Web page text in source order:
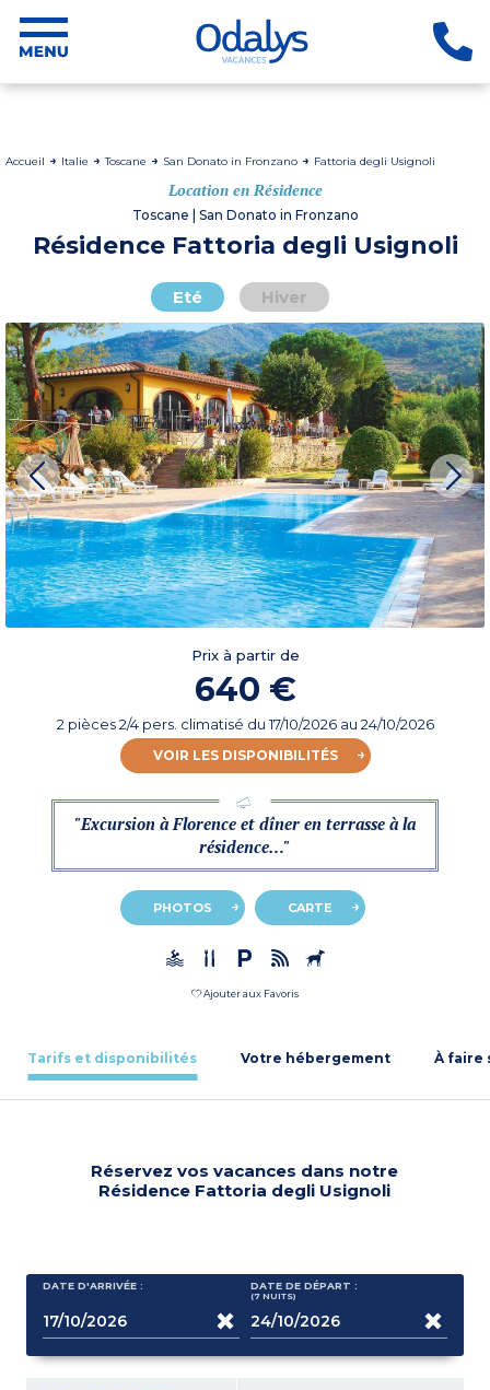
Accueil Italie Toscane San Donato in Fronzano Fattoria degli Usignoli
Location en Résidence
Toscane | San Donato in Fronzano
Résidence Fattoria degli Usignoli
Eté Hiver
Prix à partir de
640 €
2 pièces 2/4 pers. climatisé du17/10/2026au 24/10/2026
VOIR LES DISPONIBILITÉS
"Excursion à Florence et dîner en terrasse à la
résidence…"
PHOTOS CARTE
Ajouter aux Favoris
Tarifs et disponibilités Votre hébergement À faire
Réservez vos vacances dans notre
Résidence Fattoria degli Usignoli
DATE D'ARRIVÉE : DATE DE DÉPART :
(7 NUITS)